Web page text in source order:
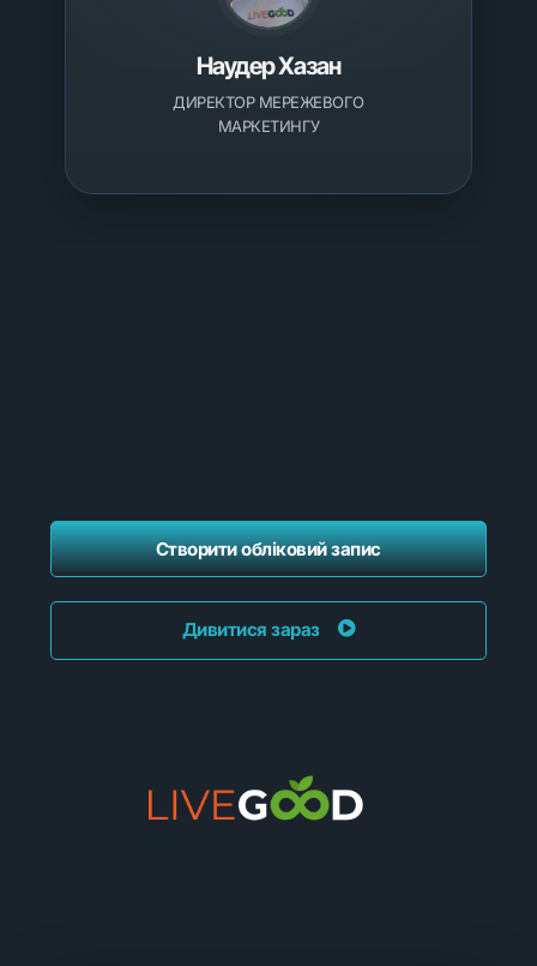
Наудер Хазан
ДИРЕКТОР МЕРЕЖЕВОГО
МАРКЕТИНГУ
Створити обліковий запис
Дивитися зараз